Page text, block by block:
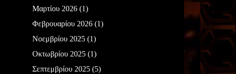
Μαρτίου 2026 (1)
Φεβρουαρίου 2026 (1)
Νοεμβρίου 2025 (1)
Οκτωβρίου 2025 (1)
Σεπτεμβρίου 2025 (5)